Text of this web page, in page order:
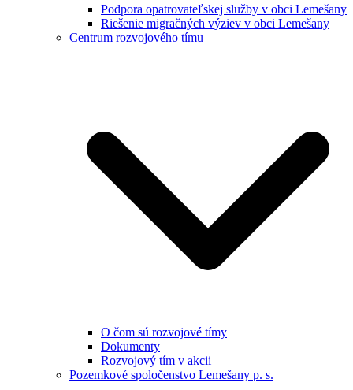
Podpora opatrovateľskej služby v obci Lemešany
Riešenie migračných výziev v obci Lemešany
Centrum rozvojového tímu
O čom sú rozvojové tímy
Dokumenty
Rozvojový tím v akcii
Pozemkové spoločenstvo Lemešany p. s.